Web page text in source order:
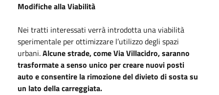
Modifiche alla Viabilità
Nei tratti interessati verrà introdotta una viabilità
sperimentale per ottimizzare l’utilizzo degli spazi
urbani.Alcune strade, come Via Villacidro, saranno
trasformate a senso unico per creare nuovi posti
auto e consentire la rimozione del divieto di sosta su
un lato della carreggiata.